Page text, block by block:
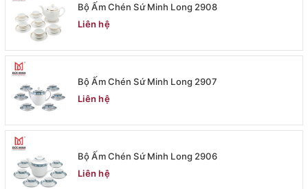
Bộ Ấm Chén Sứ Minh Long 2908
Liên hệ
Bộ Ấm Chén Sứ Minh Long 2907
Liên hệ
Bộ Ấm Chén Sứ Minh Long 2906
Liên hệ